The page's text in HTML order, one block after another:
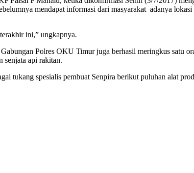
mendapat informasi dari masyarakat adanya
ini,” ungkapnya.
Polres OKU Timur juga berhasil meringkus satu
senjata api rakitan.
tukang spesialis pembuat Senpira berikut puluhan alat